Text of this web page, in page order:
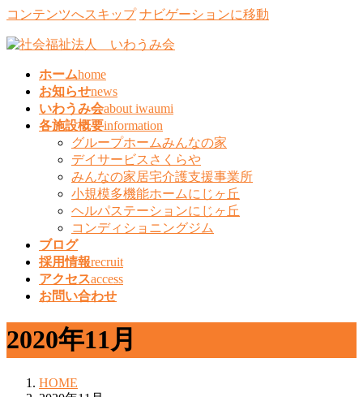
コンテンツへスキップ ナビゲーションに移動
ホームhome
お知らせnews
いわうみ会about iwaumi
各施設概要information
グループホームみんなの家
デイサービスさくらや
みんなの家居宅介護支援事業所
小規模多機能ホームにじヶ丘
ヘルパステーションにじヶ丘
コンディショニングジム
ブログ
採用情報recruit
アクセスaccess
お問い合わせ
2020年11月
HOME